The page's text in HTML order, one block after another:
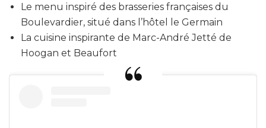
Le menu inspiré des brasseries françaises du
Boulevardier, situé dans l’hôtel le Germain
La cuisine inspirante de Marc-André Jetté de
Hoogan et Beaufort